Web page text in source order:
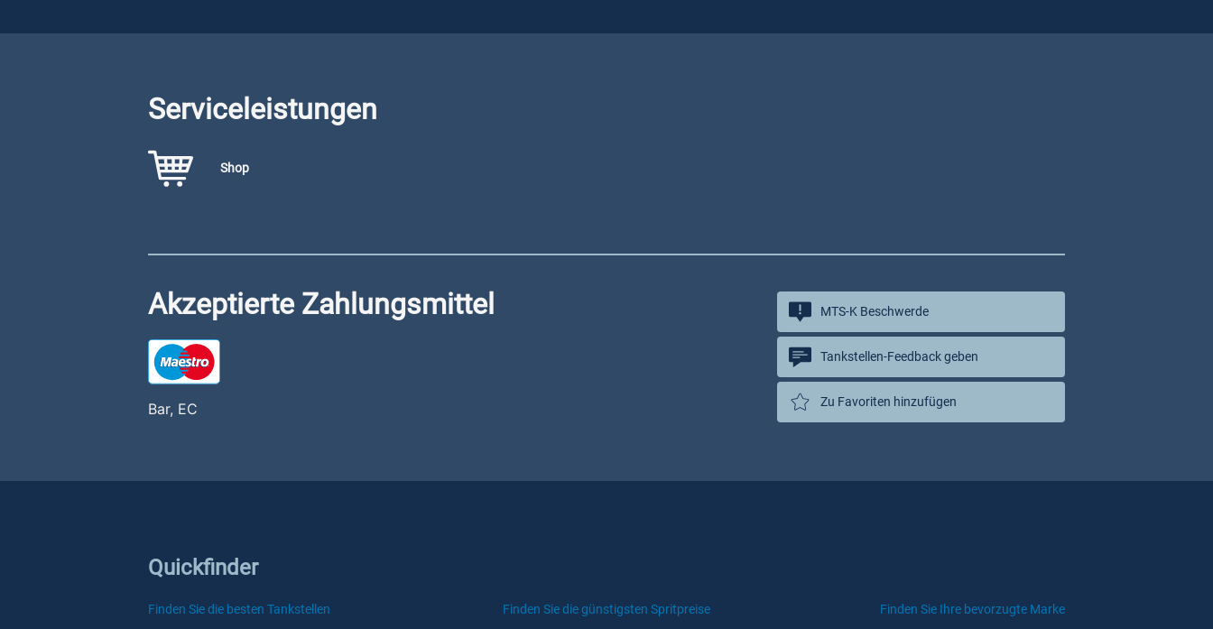
Serviceleistungen
Shop
Akzeptierte Zahlungsmittel
Bar, EC
MTS-K Beschwerde
Tankstellen-Feedback geben
Zu Favoriten hinzufügen
Quickfinder
Finden Sie die besten Tankstellen Finden Sie die günstigsten Spritpreise Finden Sie Ihre bevorzugte Marke